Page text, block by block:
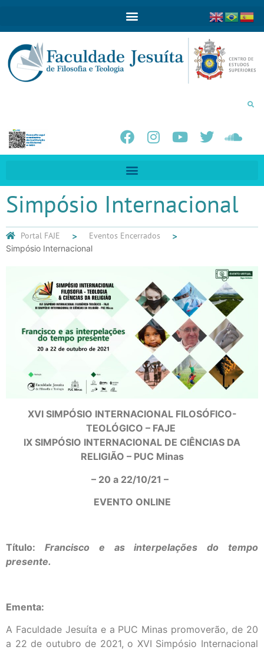
Simpósio Internacional
Portal FAJE Eventos Encerrados
Simpósio Internacional
XVI SIMPÓSIO INTERNACIONAL FILOSÓFICO-
TEOLÓGICO – FAJE
IX SIMPÓSIO INTERNACIONAL DE CIÊNCIAS DA
RELIGIÃO – PUC Minas
– 20 a 22/10/21 –
EVENTO ONLINE
Título: Francisco e as interpelações do tempo
presente.
Ementa:
A Faculdade Jesuíta e a PUC Minas promoverão, de 20
a 22 de outubro de 2021, o XVI Simpósio Internacional